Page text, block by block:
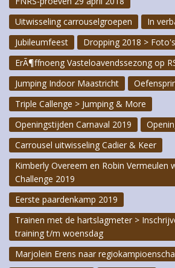
Uitwisseling carrouselgroepen
In
Jubileumfeest
Dropping 2018 >
ErÃ¶ffnoeng Vasteloavendssezong op
Jumping Indoor Maastricht
Triple Callenge > Jumping & More
Openingstijden Carnaval 2019
Carrousel uitwisseling Cadier & Keer
Kimberly Overeem en Robin Vermeulen
Challenge 2019
Eerste paardenkamp 2019
Trainen met de hartslagmeter >
training t/m woensdag
Marjolein Erens naar